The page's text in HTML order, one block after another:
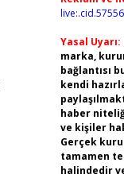
Yasal Uyarı:
marka,
bağlantısı
kendi
haber
ve kişiler
Gerçek
tamamen
halindedir